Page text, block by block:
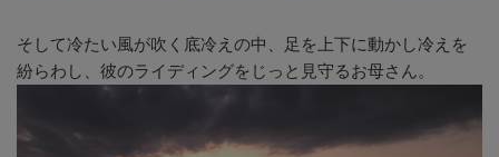
そして冷たい風が吹く底冷えの中、足を上下に動かし冷えを
紛らわし、彼のライディングをじっと見守るお母さん。